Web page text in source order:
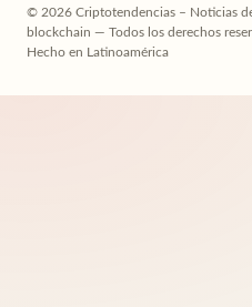
© 2026 Criptotendencias – Noticias
blockchain — Todos los derechos
Hecho en Latinoamérica